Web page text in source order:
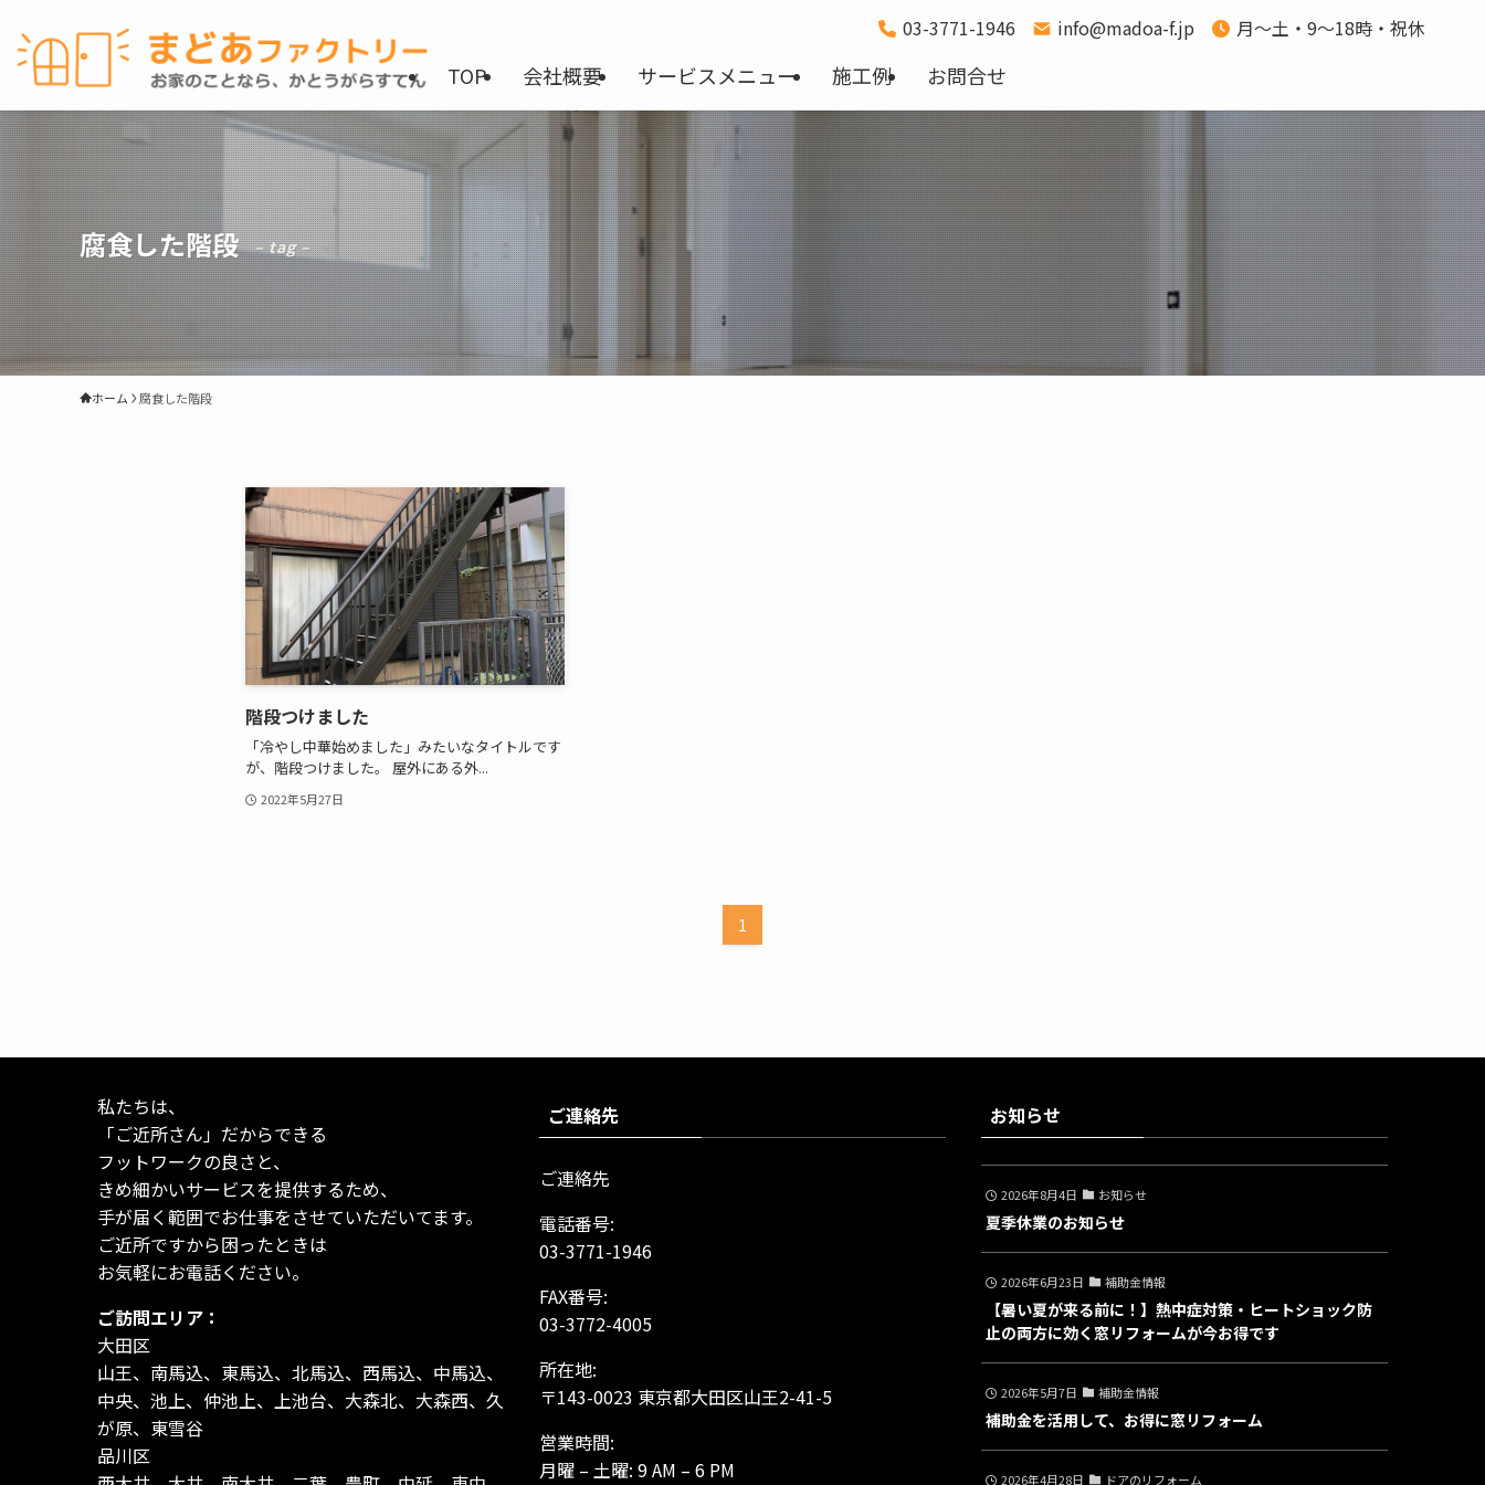
TOP 会社概要 サービスメニュー 施工例 お問合せ
03-3771-1946 info@madoa-f.jp 月～土・9～18時・祝休
腐食した階段 – tag –
ホーム 腐食した階段
階段つけました
「冷やし中華始めました」みたいなタイトルです
が、階段つけました。 屋外にある外...
2022年5月27日
1
私たちは、
「ご近所さん」だからできる
フットワークの良さと、
きめ細かいサービスを提供するため、
手が届く範囲でお仕事をさせていただいてます。
ご近所ですから困ったときは
お気軽にお電話ください。
ご訪問エリア：
大田区
山王、南馬込、東馬込、北馬込、西馬込、中馬込、
中央、池上、仲池上、上池台、大森北、大森西、久
が原、東雪谷
品川区
ご連絡先
ご連絡先
電話番号:
03-3771-1946
FAX番号:
03-3772-4005
所在地:
〒143-0023 東京都大田区山王2-41-5
営業時間:
月曜 – 土曜: 9 AM – 6 PM
お知らせ
2026年8月4日 お知らせ
夏季休業のお知らせ
2026年6月23日 補助金情報
【暑い夏が来る前に！】熱中症対策・ヒートショック防
止の両方に効く窓リフォームが今お得です
2026年5月7日 補助金情報
補助金を活用して、お得に窓リフォーム
2026年4月28日 ドアのリフォーム